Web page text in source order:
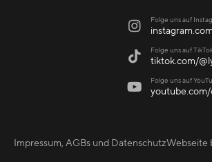
 Folge uns auf
 Folge uns auf
tiktok.com/
 Folge uns auf
Impressum, AGBs und DatenschutzWebseite